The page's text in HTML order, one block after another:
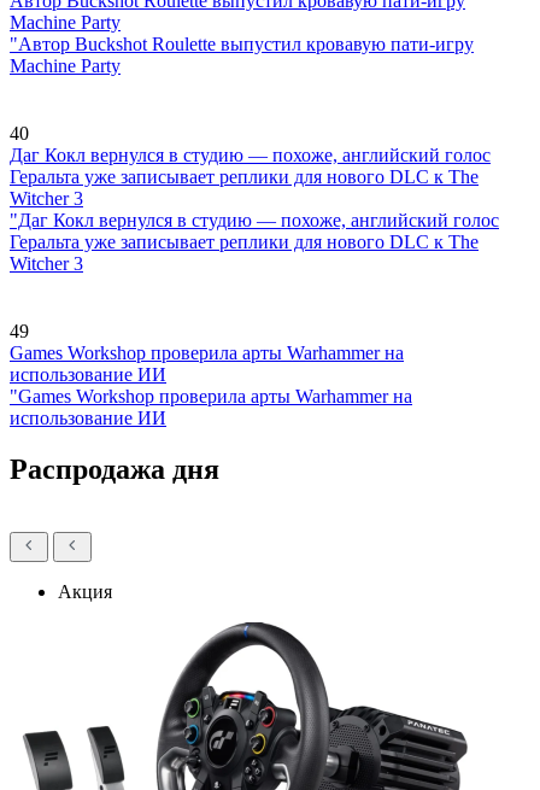
Machine Party
"Автор Buckshot Roulette выпустил кровавую пати-игру
Machine Party
40
Даг Кокл вернулся в студию — похоже, английский голос
Геральта уже записывает реплики для нового DLC к The
Witcher 3
"Даг Кокл вернулся в студию — похоже, английский голос
Геральта уже записывает реплики для нового DLC к The
Witcher 3
49
Games Workshop проверила арты Warhammer на
использование ИИ
"Games Workshop проверила арты Warhammer на
использование ИИ
Распродажа дня
Акция